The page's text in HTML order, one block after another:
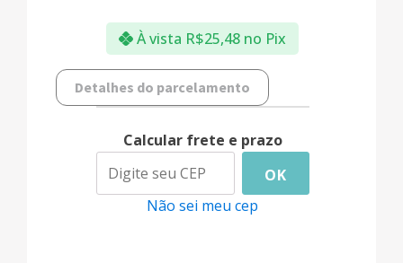
À vista R$25,48 no Pix
Detalhes do parcelamento
Calcular frete e prazo
OK
Não sei meu cep